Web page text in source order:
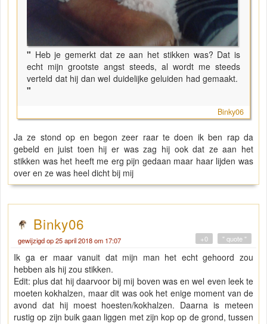
" Heb je gemerkt dat ze aan het stikken was? Dat is
echt mijn grootste angst steeds, al wordt me steeds
verteld dat hij dan wel duidelijke geluiden had gemaakt.
"
Binky06
Ja ze stond op en begon zeer raar te doen ik ben rap da
gebeld en juist toen hij er was zag hij ook dat ze aan het
stikken was het heeft me erg pijn gedaan maar haar lijden was
over en ze was heel dicht bij mij
Binky06
gewijzigd op 25 april 2018 om 17:07 " quote "
+0
Ik ga er maar vanuit dat mijn man het echt gehoord zou
hebben als hij zou stikken.
Edit: plus dat hij daarvoor bij mij boven was en wel even leek te
moeten kokhalzen, maar dit was ook het enige moment van de
avond dat hij moest hoesten/kokhalzen. Daarna is meteen
rustig op zijn buik gaan liggen met zijn kop op de grond, tussen